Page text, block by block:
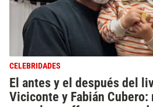
CELEBRIDADES
El antes y el después del
Viciconte y Fabián